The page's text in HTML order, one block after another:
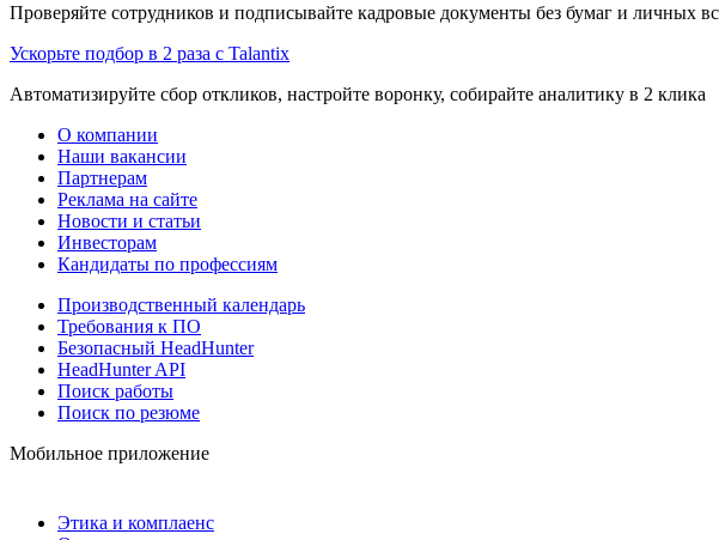
Проверяйте сотрудников и подписывайте кадровые документы без бумаг и личных
Ускорьте подбор в 2 раза с Talantix
Автоматизируйте сбор откликов, настройте воронку, собирайте аналитику в 2 клика
О компании
Наши вакансии
Партнерам
Реклама на сайте
Новости и статьи
Инвесторам
Кандидаты по профессиям
Производственный календарь
Требования к ПО
Безопасный HeadHunter
HeadHunter API
Поиск работы
Поиск по резюме
Мобильное приложение
Этика и комплаенс